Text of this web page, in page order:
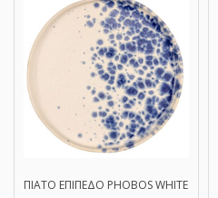
ΠΙΑΤΟ ΕΠΙΠΕΔΟ PHOBOS WHITE